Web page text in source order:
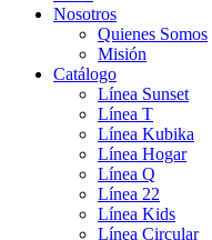
Nosotros
Quienes Somos
Misión
Catálogo
Línea Sunset
Línea T
Línea Kubika
Línea Hogar
Línea Q
Línea 22
Línea Kids
Línea Circular